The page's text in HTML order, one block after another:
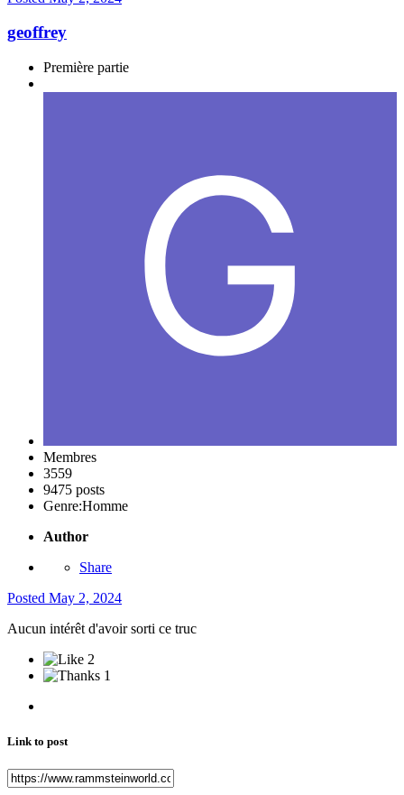
geoffrey
Première partie
Membres
3559
9475 posts
Genre:Homme
Author
Share
Posted May 2, 2024
Aucun intérêt d'avoir sorti ce truc
2
1
Link to post